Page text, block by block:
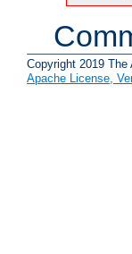
Copyright 2019 The
Apache License,